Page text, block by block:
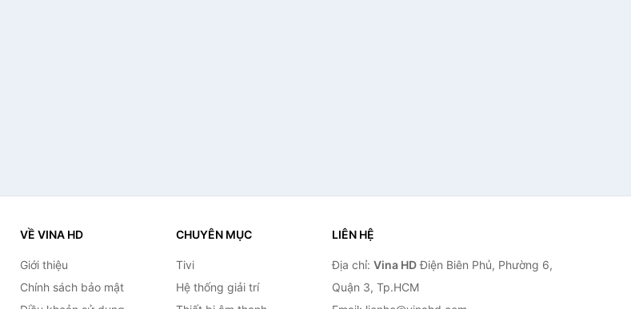
VỀ VINA HD
Giới thiệu
Chính sách bảo mật
CHUYÊN MỤC
Tivi
Hệ thống giải trí
LIÊN HỆ
Địa chỉ: Vina HDĐiện Biên Phủ, Phường 6,
Quận 3, Tp.HCM